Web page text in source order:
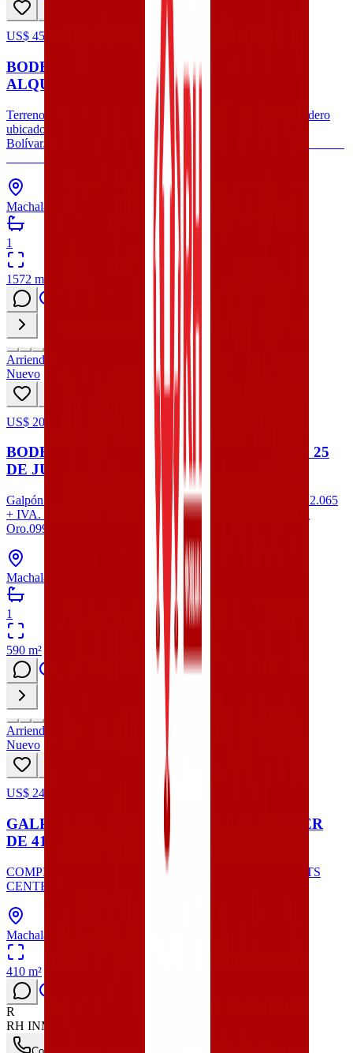
US$ 450.000
BODEGA CON OFICINA EN VENTA O
ALQUILER, MACHALA #292
Terreno en venta con amplio galpón, oficina, baño y parqueadero
ubicado en avenida principal en sector comercial de Puerto
Bolívar.Valor de venta: $ 450.000Valor de alquiler: $2.500
Terreno: 1572,91
Machala, Provincia de El Oro
1
1572 m²
Arriendo
Nuevo
US$ 2065
BODEGA EN ALQUILER DE 590 m2 EN AV. 25
DE JUNIO, MACHALA #932
Galpón de dos frentes con puertas enrollables y baños.Valor: 2.065
+ IVA. Construcción: 590 m²Machala – El
Oro.0999481931 - (07)6001270
Machala, Provincia de El Oro
1
590 m²
Arriendo
Nuevo
US$ 2460
GALPON/BODEGA ABIERTO EN ALQUILER
DE 410 M2 EN MACHALA
COMPLEJO DE GALPONES Y BODEGAS KAO SPORTS
CENTER DE 410M2 EN LA AV. 25 DE JUNIO
Machala, Provincia de El Oro
410 m²
R
RH INMOBILIARIA